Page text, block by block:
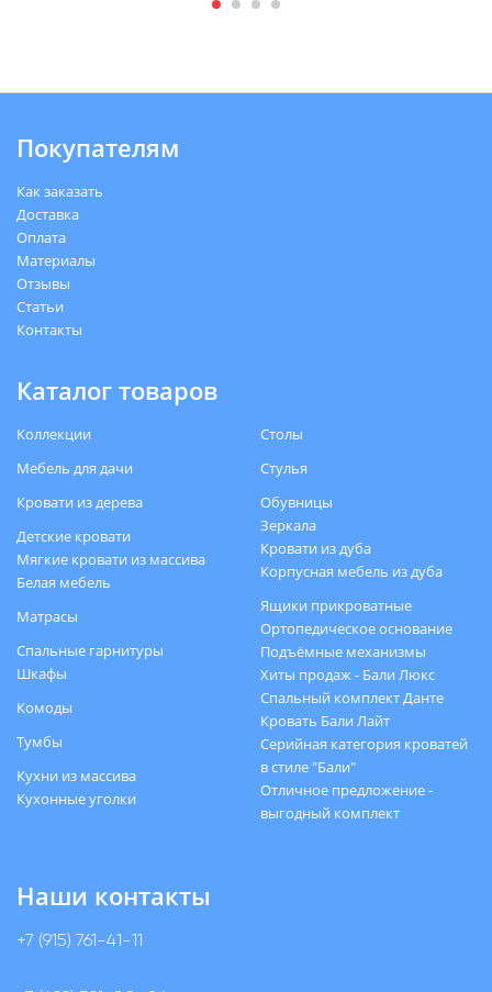
Покупателям
Как заказать
Доставка
Оплата
Материалы
Отзывы
Статьи
Контакты
Каталог товаров
Коллекции
Мебель для дачи
Кровати из дерева
Детские кровати
Мягкие кровати из массива
Белая мебель
Матрасы
Спальные гарнитуры
Шкафы
Комоды
Тумбы
Кухни из массива
Кухонные уголки
Столы
Стулья
Обувницы
Зеркала
Кровати из дуба
Корпусная мебель из дуба
Ящики прикроватные
Ортопедическое основание
Подъёмные механизмы
Хиты продаж - Бали Люкс
Спальный комплект Данте
Кровать Бали Лайт
Серийная категория кроватей
в стиле "Бали"
Отличное предложение -
выгодный комплект
Наши контакты
+7 (915) 761-41-11